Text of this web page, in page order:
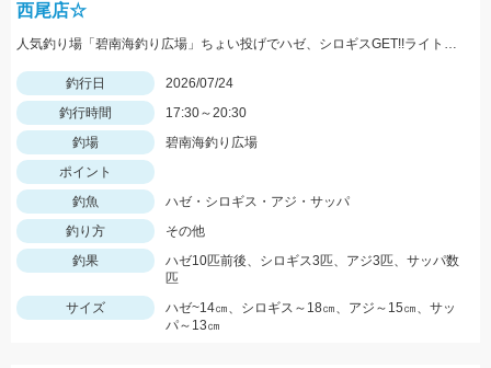
西尾店☆
人気釣り場「碧南海釣り広場」ちょい投げでハゼ、シロギスGET!!ライトショットシンカー5号+ちょい投げ仕掛7号にGOLDイソメ♪♪夕マズメにアジの回遊もありアジにサッパをGETです!(^^)!
釣行日
2026/07/24
釣行時間
17:30～20:30
釣場
碧南海釣り広場
ポイント
釣魚
ハゼ・シロギス・アジ・サッパ
釣り方
その他
釣果
ハゼ10匹前後、シロギス3匹、アジ3匹、サッパ数
匹
サイズ
ハゼ~14㎝、シロギス～18㎝、アジ～15㎝、サッ
パ～13㎝